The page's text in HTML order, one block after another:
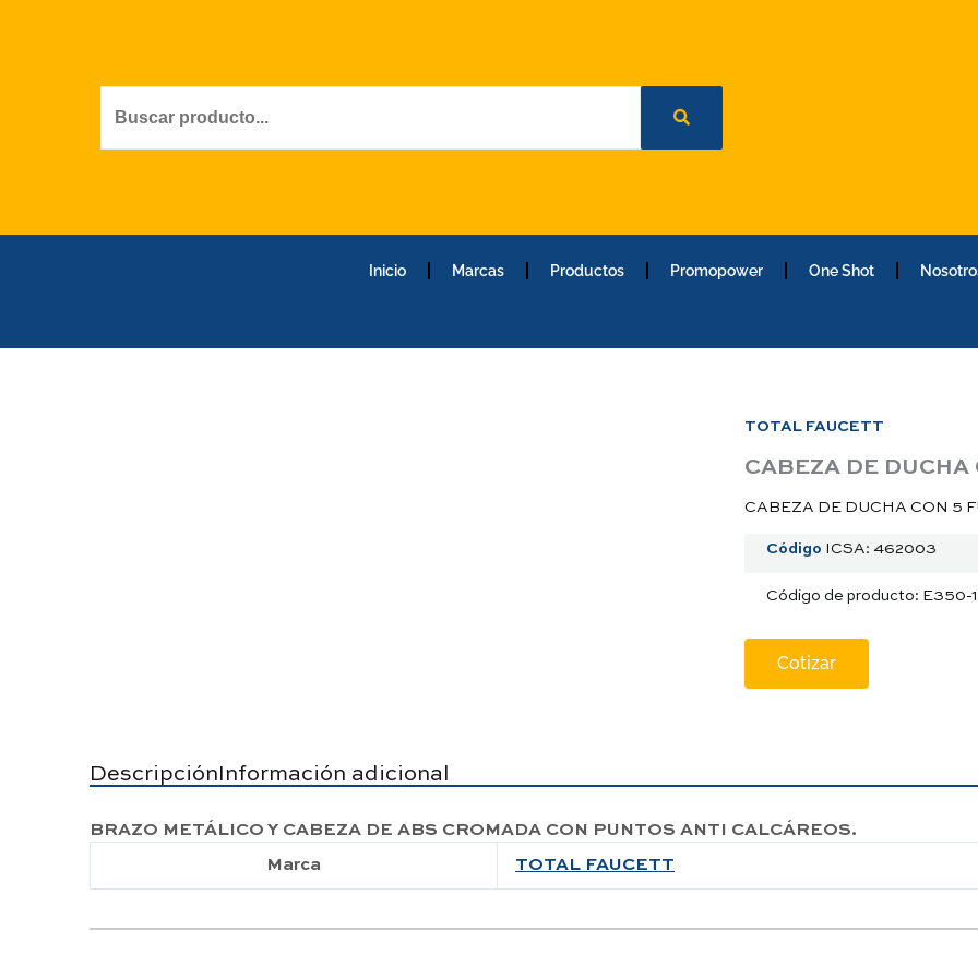
Inicio Marcas Productos Promopower One Shot
TOTAL FAUCETT
CABEZA DE
CABEZA DE DUCHA CON 5
Código ICSA: 462003
Código de producto: E350-
Cotizar
DescripciónInformación adicional
BRAZO METÁLICO Y CABEZA DE ABS CROMADA CON PUNTOS ANTI CALCÁREOS.
Marca
TOTAL FAUCETT